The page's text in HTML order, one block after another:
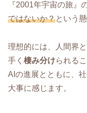
『2001年宇宙の旅』
ではないか？という
理想的には、人間界
手く 棲み分けられる
AIの進展とともに、
大事に感じます。